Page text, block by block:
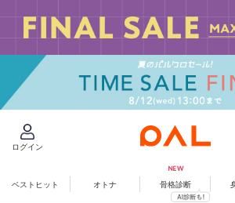
ログイン
ベストヒット オトナ 骨格診断